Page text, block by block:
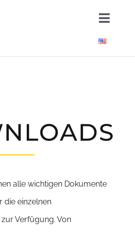
alle wichtigen Dokumente
die einzelnen
Verfügung. Von